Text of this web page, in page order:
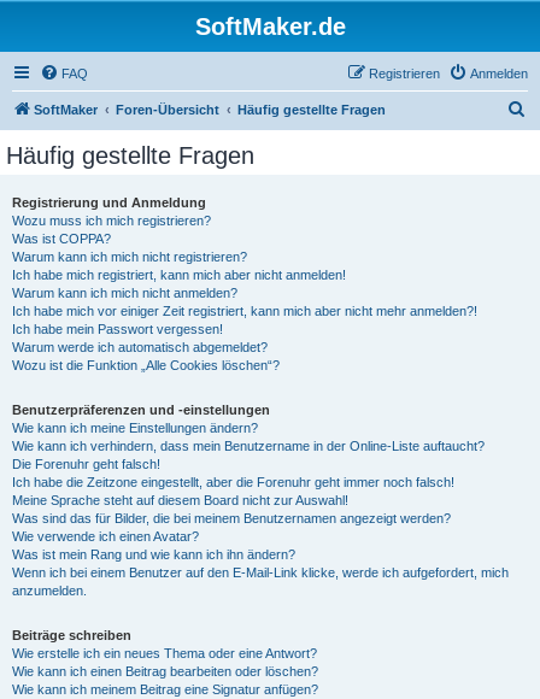
SoftMaker.de
FAQ Anmelden
Registrieren
SoftMaker Foren-Übersicht Häufig gestellte Fragen
Häufig gestellte Fragen
Registrierung und Anmeldung
Wozu muss ich mich registrieren?
Was ist COPPA?
Warum kann ich mich nicht registrieren?
Ich habe mich registriert, kann mich aber nicht anmelden!
Warum kann ich mich nicht anmelden?
Ich habe mich vor einiger Zeit registriert, kann mich aber nicht mehr anmelden?!
Ich habe mein Passwort vergessen!
Warum werde ich automatisch abgemeldet?
Wozu ist die Funktion „Alle Cookies löschen“?
Benutzerpräferenzen und -einstellungen
Wie kann ich meine Einstellungen ändern?
Wie kann ich verhindern, dass mein Benutzername in der Online-Liste auftaucht?
Die Forenuhr geht falsch!
Ich habe die Zeitzone eingestellt, aber die Forenuhr geht immer noch falsch!
Meine Sprache steht auf diesem Board nicht zur Auswahl!
Was sind das für Bilder, die bei meinem Benutzernamen angezeigt werden?
Wie verwende ich einen Avatar?
Was ist mein Rang und wie kann ich ihn ändern?
Wenn ich bei einem Benutzer auf den E-Mail-Link klicke, werde ich aufgefordert, mich
anzumelden.
Beiträge schreiben
Wie erstelle ich ein neues Thema oder eine Antwort?
Wie kann ich einen Beitrag bearbeiten oder löschen?
Wie kann ich meinem Beitrag eine Signatur anfügen?